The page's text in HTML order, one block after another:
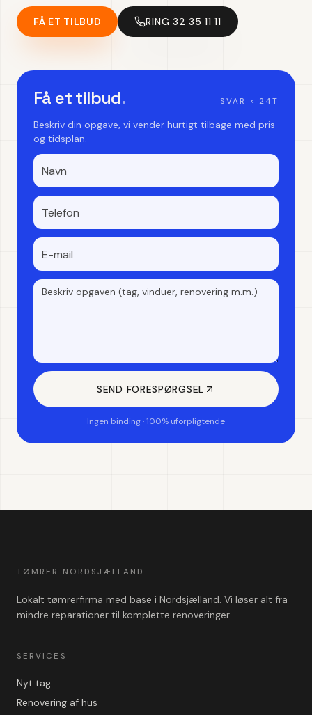
FÅ ET TILBUD RING 32 35 11 11
Få et tilbud. SVAR < 24T
Beskriv din opgave, vi vender hurtigt tilbage med pris
og tidsplan.
SEND FORESPØRGSEL
Ingen binding · 100% uforpligtende
TØMRER NORDSJÆLLAND
Lokalt tømrerfirma med base i Nordsjælland. Vi løser alt fra
mindre reparationer til komplette renoveringer.
SERVICES
Nyt tag
Renovering af hus